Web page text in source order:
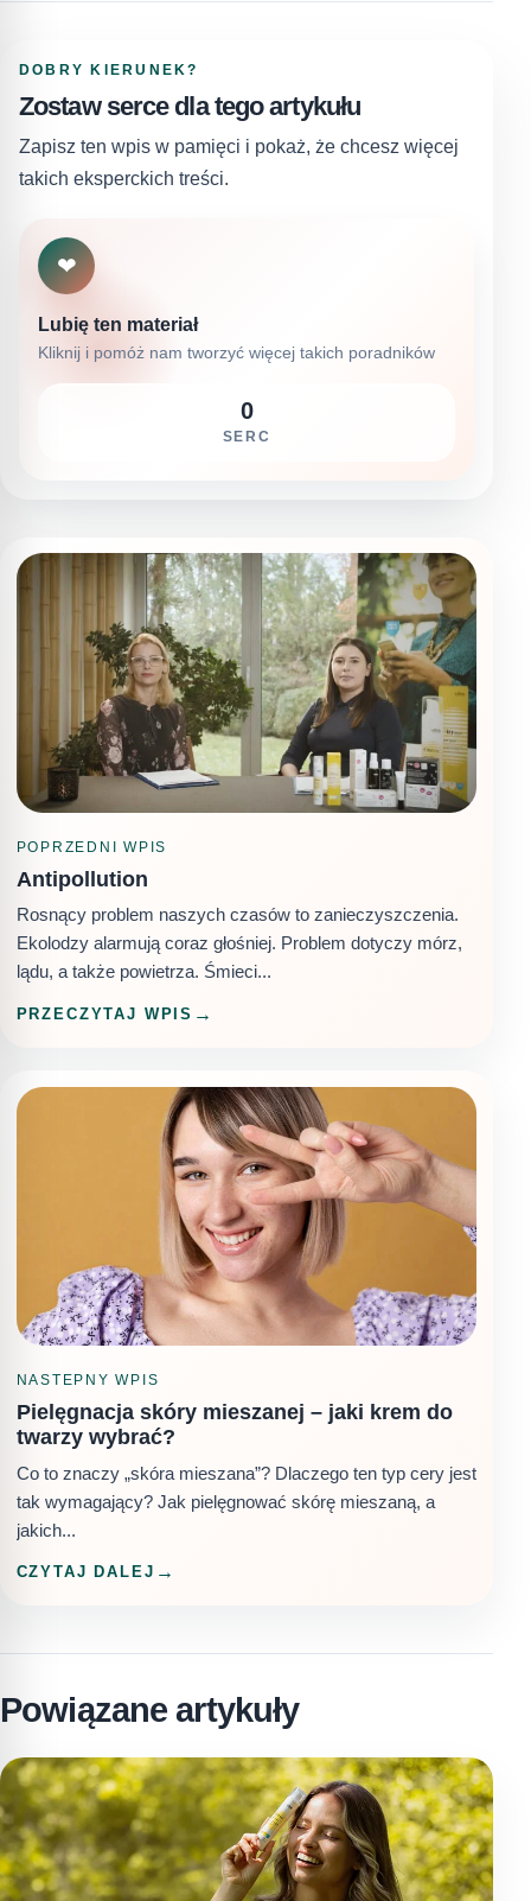
DOBRY KIERUNEK?
Zostaw serce dla tego artykułu
Zapisz ten wpis w pamięci i pokaż, że chcesz więcej
takich eksperckich treści.
❤
Lubię ten materiał
Kliknij i pomóż nam tworzyć więcej takich poradników
0
SERC
POPRZEDNI WPIS
Antipollution
Rosnący problem naszych czasów to zanieczyszczenia.
Ekolodzy alarmują coraz głośniej. Problem dotyczy mórz,
lądu, a także powietrza. Śmieci...
PRZECZYTAJ WPIS
NASTEPNY WPIS
Pielęgnacja skóry mieszanej – jaki krem do
twarzy wybrać?
Co to znaczy „skóra mieszana”? Dlaczego ten typ cery jest
tak wymagający? Jak pielęgnować skórę mieszaną, a
jakich...
CZYTAJ DALEJ
Powiązane artykuły